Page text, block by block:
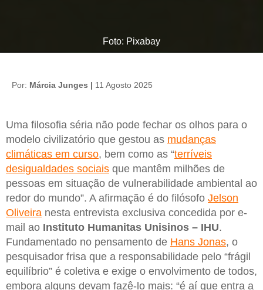
Foto: Pixabay
Por: Márcia Junges | 11 Agosto 2025
Uma filosofia séria não pode fechar os olhos para o
modelo civilizatório que gestou as mudanças
climáticas em curso, bem como as “terríveis
desigualdades sociais que mantêm milhões de
pessoas em situação de vulnerabilidade ambiental ao
redor do mundo”. A afirmação é do filósofo Jelson
Oliveira nesta entrevista exclusiva concedida por e-
mail ao Instituto Humanitas Unisinos – IHU.
Fundamentado no pensamento de Hans Jonas, o
pesquisador frisa que a responsabilidade pelo “frágil
equilíbrio” é coletiva e exige o envolvimento de todos,
embora alguns devam fazê-lo mais: “é aí que entra a